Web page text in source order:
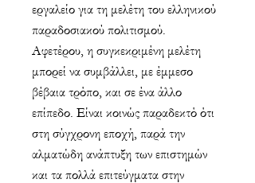
εργαλείο για τη μελέτη του ελληνικού
παραδοσιακού πολιτισμού.
Αφετέρου, η συγκεκριμένη μελέτη
μπορεί να συμβάλλει, με έμμεσο
βέβαια τρόπο, και σε ένα άλλο
επίπεδο. Είναι κοινώς παραδεκτό ότι
στη σύγχρονη εποχή, παρά την
αλματώδη ανάπτυξη των επιστημών
και τα πολλά επιτεύγματα στην